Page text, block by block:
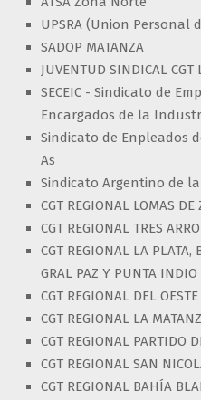
UPSRA (Union Personal
SADOP MATANZA
JUVENTUD SINDICAL CGT
SECEIC - Sindicato de
Encargados de la
Sindicato de Enpleados
As
Sindicato Argentino de
CGT REGIONAL LOMAS DE
CGT REGIONAL TRES
CGT REGIONAL LA PLATA,
GRAL PAZ Y PUNTA INDIO
CGT REGIONAL DEL OESTE
CGT REGIONAL LA
CGT REGIONAL PARTIDO
CGT REGIONAL SAN
CGT REGIONAL BAHÍA